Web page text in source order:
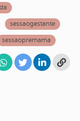
sessaogestante
sessaopremama